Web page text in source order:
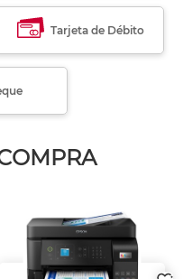
Tarjeta de Débito